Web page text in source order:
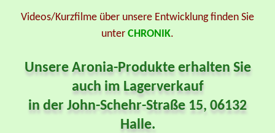
Videos/Kurzfilme über unsere Entwicklung finden Sie
unter CHRONIK.
Unsere Aronia-Produkte erhalten Sie
auch im Lagerverkauf
in der John-Schehr-Straße 15, 06132
Halle.